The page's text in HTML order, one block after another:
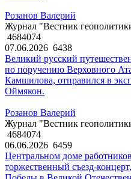
Розанов Валерий
Журнал "Вестник
4684074
07.06.2026 6438
Великий русский
по поручению Верховного
Камшилова, отправился в
Оймякон.
Розанов Валерий
Журнал "Вестник
4684074
06.06.2026 6459
Центральном доме
торжественный съезд-